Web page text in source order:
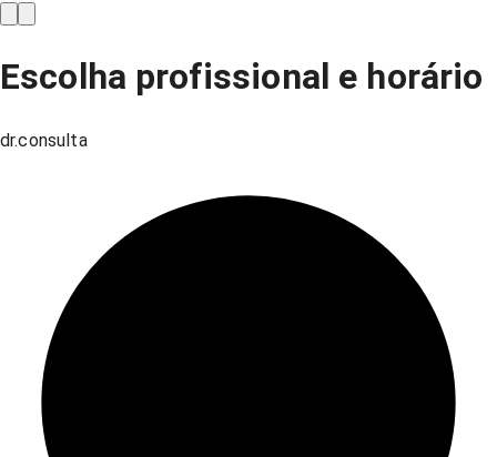
Escolha profissional e horário
dr.consulta